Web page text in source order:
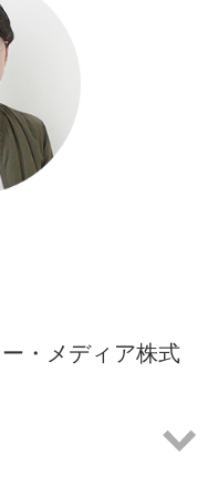
・メディア株式